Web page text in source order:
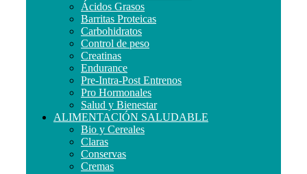
Ácidos Grasos
Barritas Proteicas
Carbohidratos
Control de peso
Creatinas
Endurance
Pre-Intra-Post Entrenos
Pro Hormonales
Salud y Bienestar
ALIMENTACIÓN SALUDABLE
Bio y Cereales
Claras
Conservas
Cremas